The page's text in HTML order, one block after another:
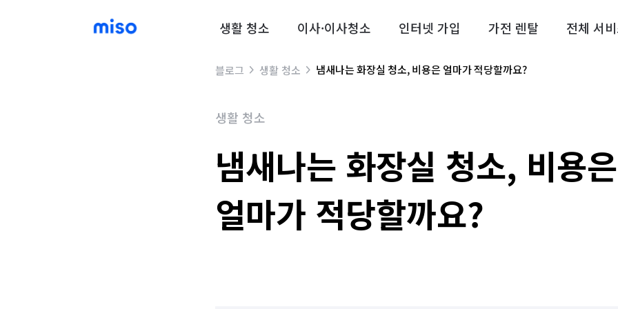
생활 청소 이사·이사청소 인터넷 가입 가전 렌탈 전체 서
블로그 생활 청소 냄새나는 화장실 청소, 비용은 얼마가 적당할까요?
생활 청소
냄새나는 화장실 청소, 비용은
얼마가 적당할까요?